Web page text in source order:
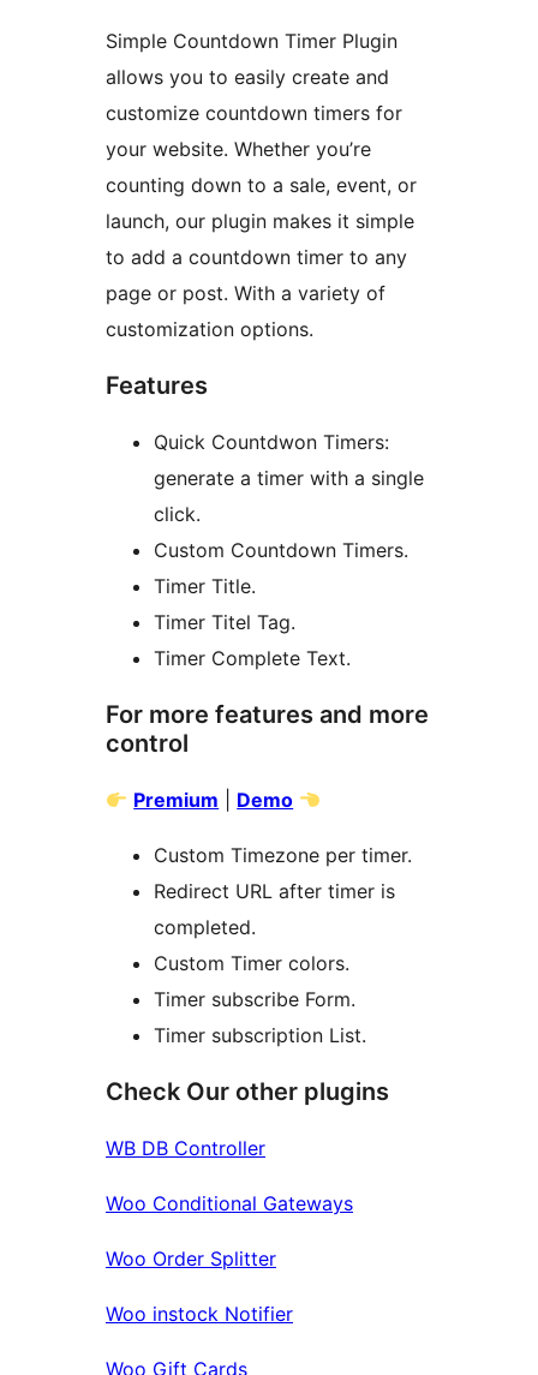
Simple Countdown Timer Plugin
allows you to easily create and
customize countdown timers for
your website. Whether you’re
counting down to a sale, event, or
launch, our plugin makes it simple
to add a countdown timer to any
page or post. With a variety of
customization options.
Features
Quick Countdwon Timers:
generate a timer with a single
click.
Custom Countdown Timers.
Timer Title.
Timer Titel Tag.
Timer Complete Text.
For more features and more
control
Premium Demo
Custom Timezone per timer.
Redirect URL after timer is
completed.
Custom Timer colors.
Timer subscribe Form.
Timer subscription List.
Check Our other plugins
WB DB Controller
Woo Conditional Gateways
Woo Order Splitter
Woo instock Notifier
Woo Gift Cards